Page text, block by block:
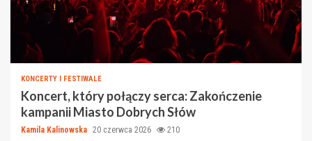
KONCERTY I FESTIWALE
Koncert, który połączy serca: Zakończenie
kampanii Miasto Dobrych Słów
Kamila Kalinowska 20 czerwca 2026 210